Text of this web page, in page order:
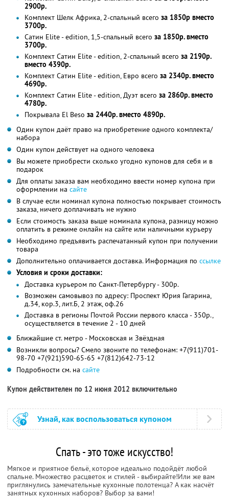
2900р.
Комплект Шелк Африка, 2-спальный всего за 1850р вместо
3700р.
Сатин Elite - edition, 1,5-спальный всего за 1850р. вместо
3700р.
Комплект Сатин Elite - edition, 2-спальный всего за 2190р.
вместо 4390р.
Комплект Сатин Elite - edition, Евро всего за 2340р. вместо
4690р.
Комплект Сатин Elite - edition, Дуэт всего за 2860р. вместо
4780р.
Покрывала El Beso за 2440р. вместо 4890р.
Один купон даёт право на приобретение одного комплекта/
набора
Один купон действует на одного человека
Вы можете приобрести сколько угодно купонов для себя и в
подарок
Для оплаты заказа вам необходимо ввести номер купона при
оформлении на сайте
В случае если номинал купона полностью покрывает стоимость
заказа, ничего доплачивать не нужно
Если стоимость заказа выше номинала купона, разницу можно
оплатить в режиме онлайн на сайте или наличными курьеру
Необходимо предъявить распечатанный купон при получении
товара
Дополнительно оплачивается доставка. Информация по ссылке
Условия и сроки доставки:
Доставка курьером по Санкт-Петербургу - 300р.
Возможен самовывоз по адресу: Проспект Юрия Гагарина,
д.34, кор.3, лит.Б, 2 этаж, оф.26
Доставка в регионы Почтой России первого класса - 350р.,
осуществляется в течение 2 - 10 дней
Ближайшие ст. метро - Московская и Звёздная
Возникли вопросы? Смело звоните по телефонам: +7(911)701-
98-70 +7(921)590-65-65 +7(812)642-73-12
Подробности см. на сайте
Купон действителен по 12 июня 2012 включительно
Узнай, как воспользоваться купоном
Спать - это тоже искусство!
Мягкое и приятное бельё, которое идеально подойдёт любой
спальне. Множество расцветок и стилей - выбирайте!Или же вам
приглянулись замечательные кухонные полотенца? А как насчёт
занятных кухонных наборов? Выбор за вами!